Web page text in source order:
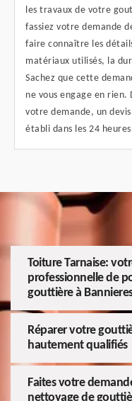
les travaux de votre
fassiez votre demande
faire connaître les
matériaux utilisés, la
Sachez que cette
ne vous engage en rien.
votre demande, un
établi dans les 24
Toiture Tarnaise:
professionnelle de
gouttière à
Réparer votre
hautement qualifiés
Faites votre
nettoyage de